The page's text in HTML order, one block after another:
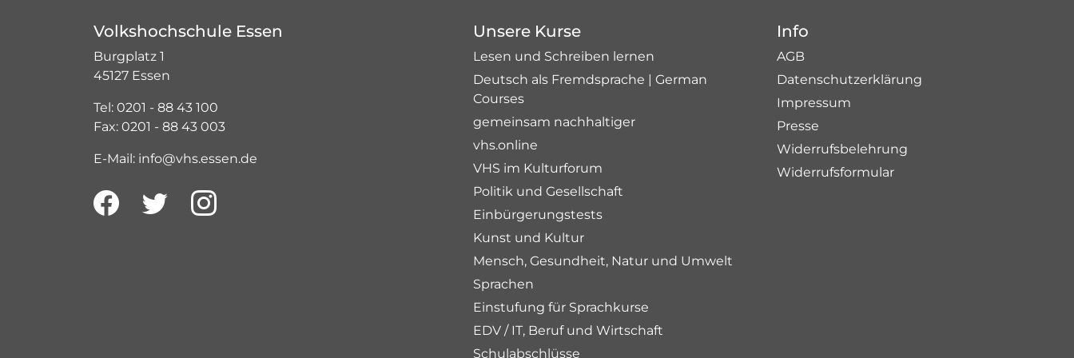
Volkshochschule Essen
Burgplatz 1
45127 Essen
Tel: 0201 - 88 43 100
Fax: 0201 - 88 43 003
E-Mail: info@vhs.essen.de
Unsere Kurse
Lesen und Schreiben lernen
Deutsch als Fremdsprache | German
Courses
gemeinsam nachhaltiger
vhs.online
VHS im Kulturforum
Politik und Gesellschaft
Einbürgerungstests
Kunst und Kultur
Mensch, Gesundheit, Natur und Umwelt
Sprachen
Einstufung für Sprachkurse
EDV / IT, Beruf und Wirtschaft
Schulabschlüsse
Info
AGB
Datenschutzerklärung
Impressum
Presse
Widerrufsbelehrung
Widerrufsformular